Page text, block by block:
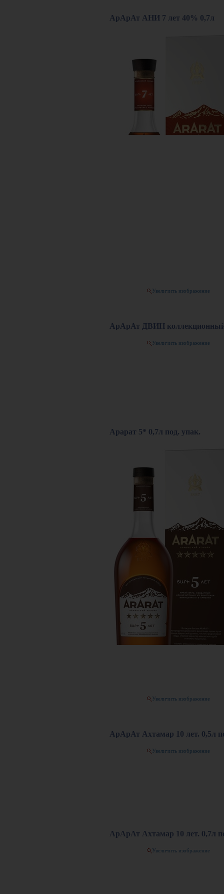
АрАрАт АНИ 7 лет 40% 0,7л
Увеличить изображение
АрАрАт ДВИН коллекционный
Увеличить изображение
Арарат 5* 0,7л под. упак.
Увеличить изображение
АрАрАт Ахтамар 10 лет. 0,5л
Увеличить изображение
АрАрАт Ахтамар 10 лет. 0,7л
Увеличить изображение